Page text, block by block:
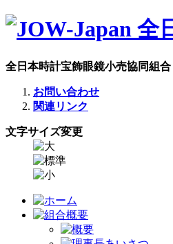
全日本時計宝飾眼鏡小売協同組合
お問い合わせ
関連リンク
文字サイズ変更